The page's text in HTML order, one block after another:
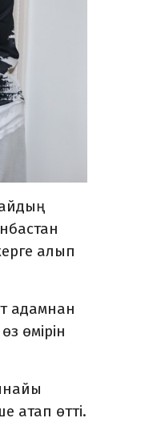
алып
адамнан
өмірін
атап өтті.